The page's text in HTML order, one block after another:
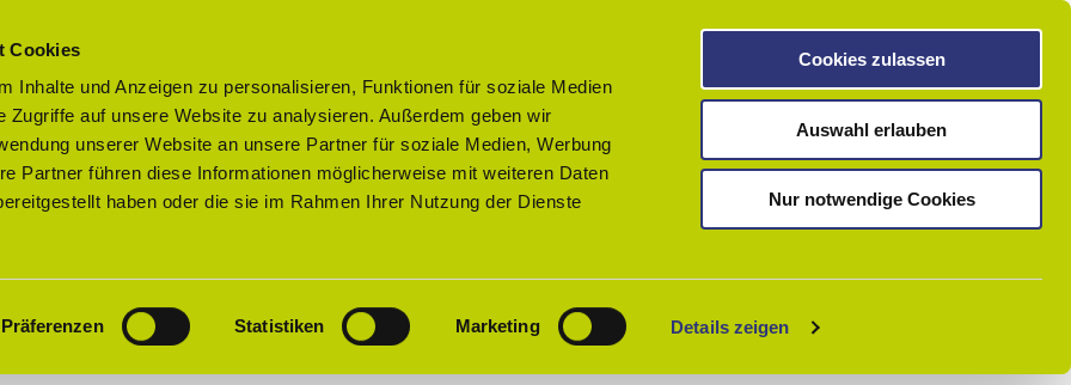
Cookies
Inhalte und Anzeigen zu personalisieren, Funktionen für soziale Medien
Zugriffe auf unsere Website zu analysieren. Außerdem geben wir
unserer Website an unsere Partner für soziale Medien, Werbung
Partner führen diese Informationen möglicherweise mit weiteren Daten
haben oder die sie im Rahmen Ihrer Nutzung der Dienste
Präferenzen Statistiken Marketing Details zeigen
Cookies zulassen
Auswahl erlauben
Nur notwendige Cookies